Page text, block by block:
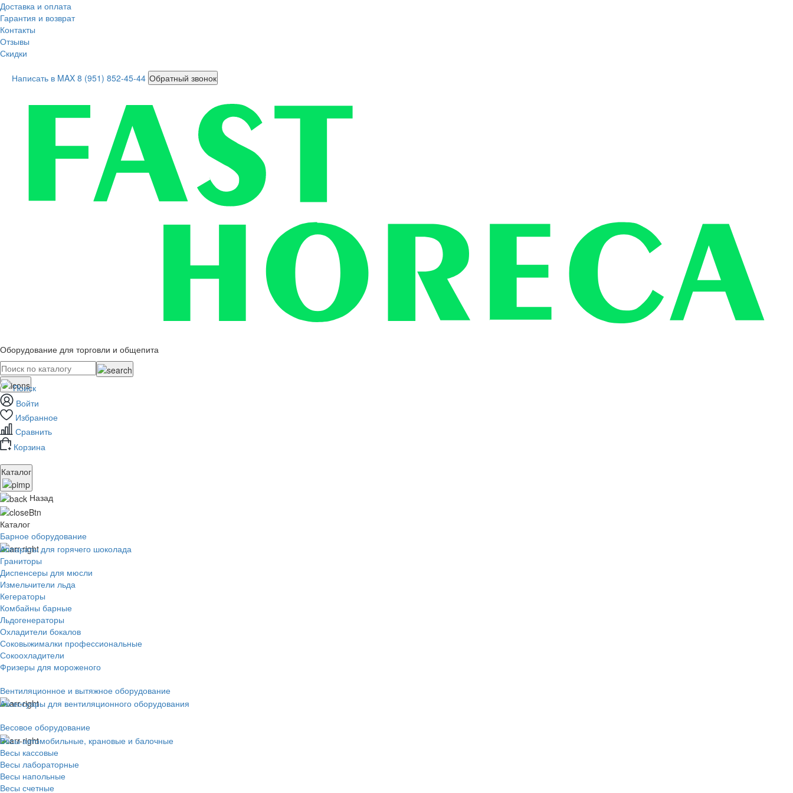
Доставка и оплата
Гарантия и возврат
Контакты
Отзывы
Скидки
Написать в MAX 8 (951) 852-45-44 Обратный звонок
Оборудование для торговли и общепита
Поиск
Войти
Избранное
Сравнить
Корзина
Каталог
Назад
Каталог
Барное оборудование
Аппараты для горячего шоколада
Граниторы
Диспенсеры для мюсли
Измельчители льда
Кегераторы
Комбайны барные
Льдогенераторы
Охладители бокалов
Соковыжималки профессиональные
Сокоохладители
Фризеры для мороженого
Вентиляционное и вытяжное оборудование
Аксессуары для вентиляционного оборудования
Весовое оборудование
Весы автомобильные, крановые и балочные
Весы кассовые
Весы лабораторные
Весы напольные
Весы счетные